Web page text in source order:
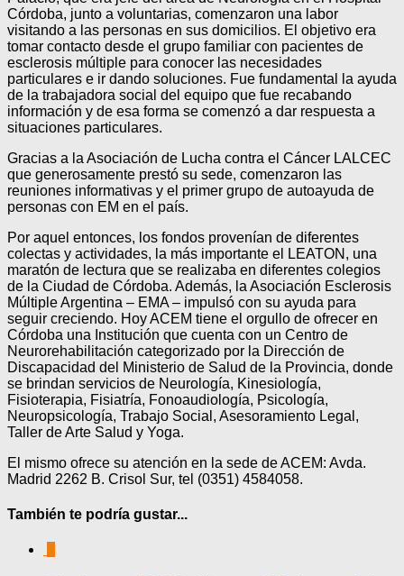
Córdoba, junto a voluntarias, comenzaron una labor
visitando a las personas en sus domicilios. El objetivo era
tomar contacto desde el grupo familiar con pacientes de
esclerosis múltiple para conocer las necesidades
particulares e ir dando soluciones. Fue fundamental la ayuda
de la trabajadora social del equipo que fue recabando
información y de esa forma se comenzó a dar respuesta a
situaciones particulares.
Gracias a la Asociación de Lucha contra el Cáncer LALCEC
que generosamente prestó su sede, comenzaron las
reuniones informativas y el primer grupo de autoayuda de
personas con EM en el país.
Por aquel entonces, los fondos provenían de diferentes
colectas y actividades, la más importante el LEATON, una
maratón de lectura que se realizaba en diferentes colegios
de la Ciudad de Córdoba. Además, la Asociación Esclerosis
Múltiple Argentina – EMA – impulsó con su ayuda para
seguir creciendo. Hoy ACEM tiene el orgullo de ofrecer en
Córdoba una Institución que cuenta con un Centro de
Neurorehabilitación categorizado por la Dirección de
Discapacidad del Ministerio de Salud de la Provincia, donde
se brindan servicios de Neurología, Kinesiología,
Fisioterapia, Fisiatría, Fonoaudiología, Psicología,
Neuropsicología, Trabajo Social, Asesoramiento Legal,
Taller de Arte Salud y Yoga.
El mismo ofrece su atención en la sede de ACEM: Avda.
Madrid 2262 B. Crisol Sur, tel (0351) 4584058.
También te podría gustar...